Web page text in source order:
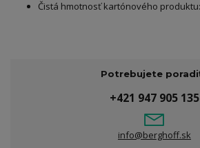
Čistá hmotnosť kartónového
Potrebujete
+421 947 905 135
info@berghoff.sk